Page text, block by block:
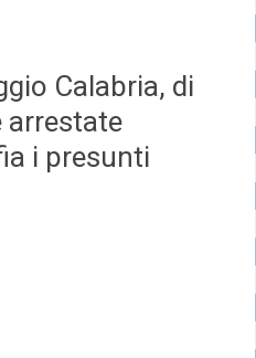
Calabria, di
arrestate
i presunti